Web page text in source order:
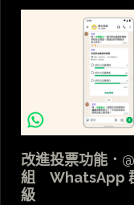
改進投票功能．
組 WhatsApp
級